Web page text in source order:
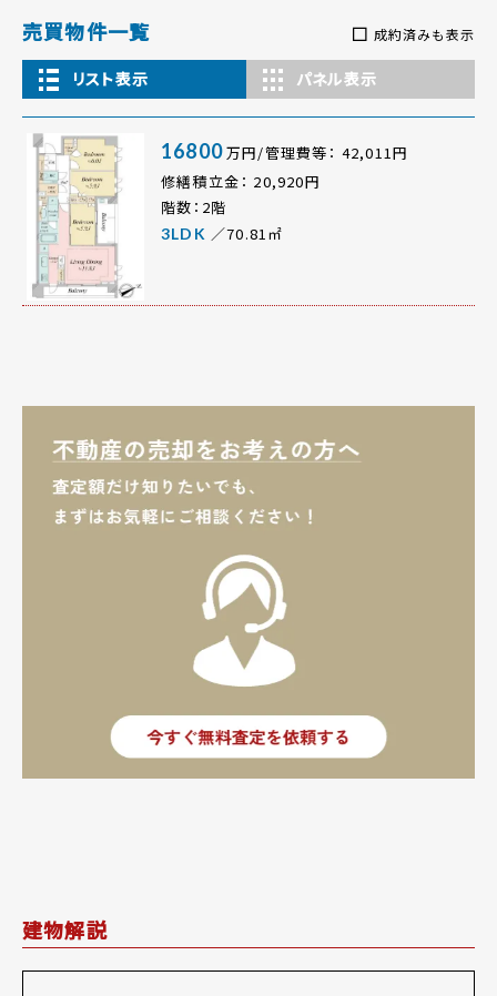
売買物件一覧 成約済みも表示
リスト表示 パネル表示
16800万円/管理費等： 42,011円
修繕積立金： 20,920円
階数：2階
3LDK ／70.81㎡
建物解説